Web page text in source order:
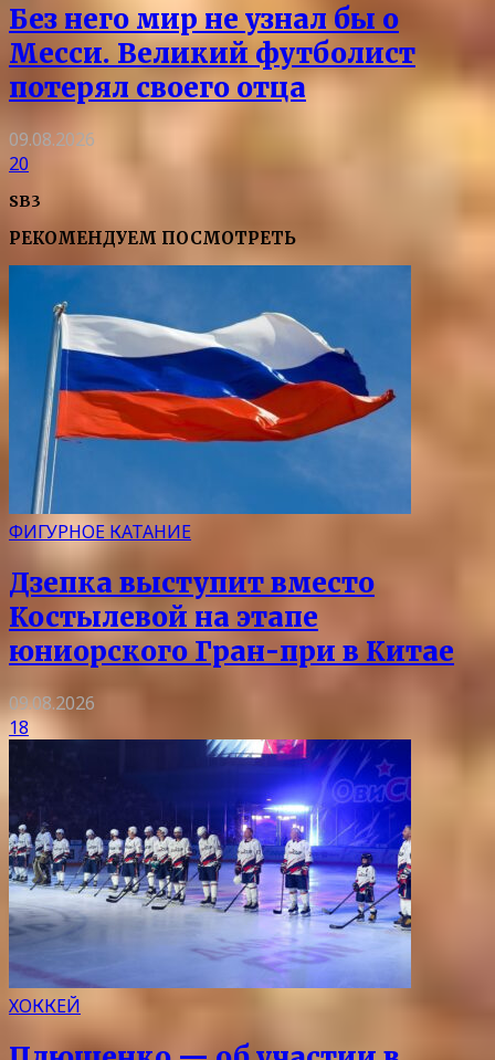
Без него мир не узнал бы о
Месси. Великий футболист
потерял своего отца
09.08.2026
20
SB3
РЕКОМЕНДУЕМ ПОСМОТРЕТЬ
ФИГУРНОЕ КАТАНИЕ
Дзепка выступит вместо
Костылевой на этапе
юниорского Гран-при в Китае
09.08.2026
18
ХОККЕЙ